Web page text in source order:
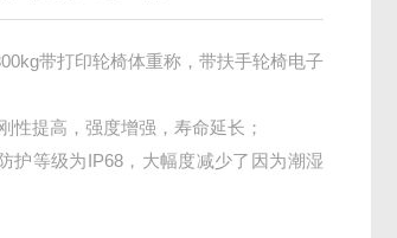
带打印轮椅体重称，带扶手轮椅电子
性提高，强度增强，寿命延长；
护等级为IP68，大幅度减少了因为潮湿